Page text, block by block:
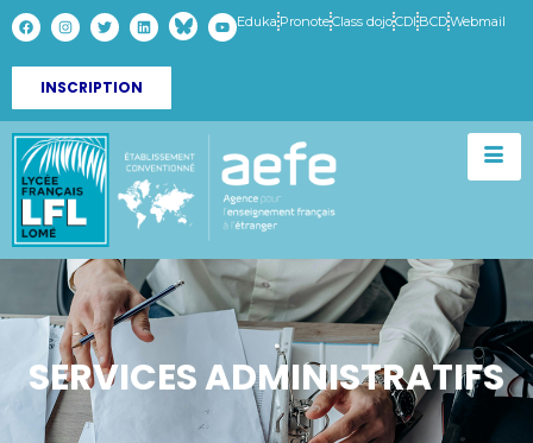
Eduka PronoteClass dojoCDI BCDWebmail
INSCRIPTION
SERVICES ADMINISTRATIFS